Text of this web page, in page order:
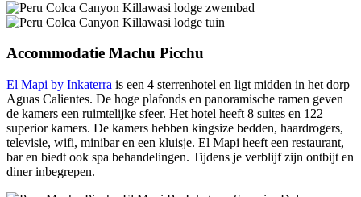
Accommodatie Machu Picchu
El Mapi by Inkaterra is een 4 sterrenhotel en ligt midden in het dorp
Aguas Calientes. De hoge plafonds en panoramische ramen geven
de kamers een ruimtelijke sfeer. Het hotel heeft 8 suites en 122
superior kamers. De kamers hebben kingsize bedden, haardrogers,
televisie, wifi, minibar en een kluisje. El Mapi heeft een restaurant,
bar en biedt ook spa behandelingen. Tijdens je verblijf zijn ontbijt en
diner inbegrepen.